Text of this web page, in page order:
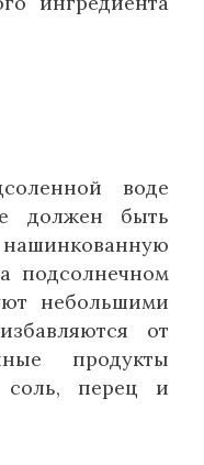
воде
должен быть
подсолнечном
небольшими
от
продукты
соль, перец и